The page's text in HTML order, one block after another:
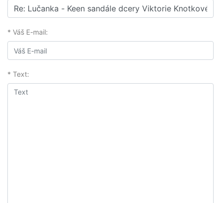
* Váš E-mail:
* Text: